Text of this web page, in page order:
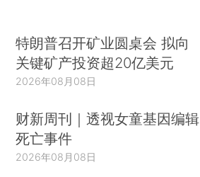
特朗普召开矿业圆桌会 拟向
关键矿产投资超20亿美元
2026年08月08日
财新周刊｜透视女童基因编辑
死亡事件
2026年08月08日